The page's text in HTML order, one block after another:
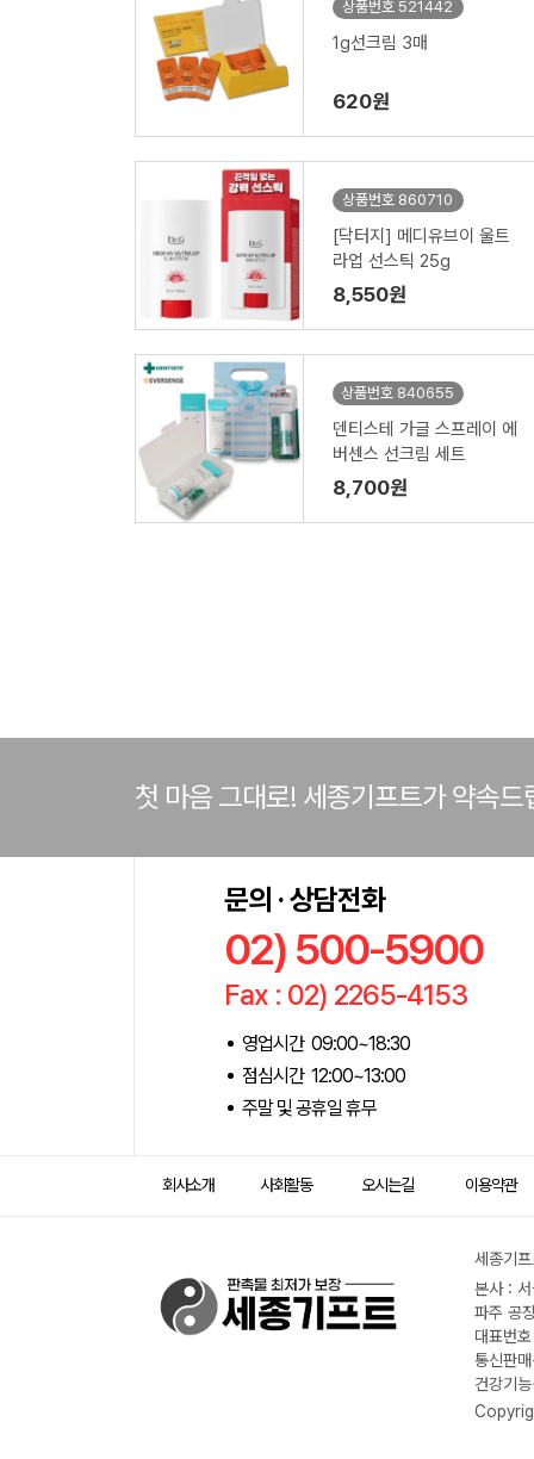
상품번호 521442
1g선크림 3매
620원
상품번호 860710
[닥터지] 메디유브이 울트
라업 선스틱 25g
8,550원
상품번호 840655
덴티스테 가글 스프레이 에
버센스 선크림 세트
8,700원
첫 마음 그대로! 세종기프트가 약속드
문의 · 상담전화
02) 500-5900
Fax : 02) 2265-4153
영업시간 09:00~18:30
점심시간 12:00~13:00
주말 및 공휴일 휴무
회사소개 사회활동 오시는길 이용약관
세종기
본사 :
파주 공
대표번
통신판
건강기